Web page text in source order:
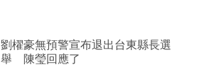
劉櫂豪無預警宣布退出台東縣長選
舉 陳瑩回應了